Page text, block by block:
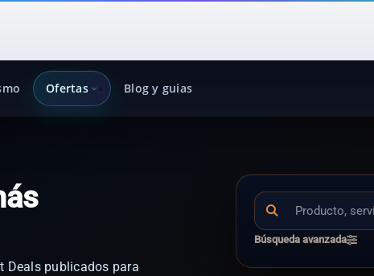
Ofertas Blog y guias
Deals publicados para
Búsqueda avanzada